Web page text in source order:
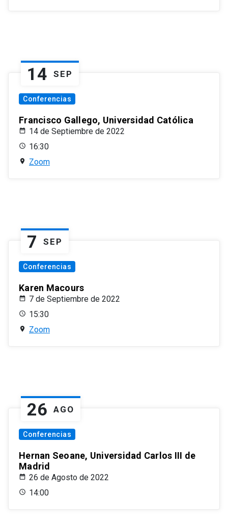
14 SEP
Conferencias
Francisco Gallego, Universidad Católica
14 de Septiembre de 2022
16:30
Zoom
7 SEP
Conferencias
Karen Macours
7 de Septiembre de 2022
15:30
Zoom
26 AGO
Conferencias
Hernan Seoane, Universidad Carlos III de
Madrid
26 de Agosto de 2022
14:00